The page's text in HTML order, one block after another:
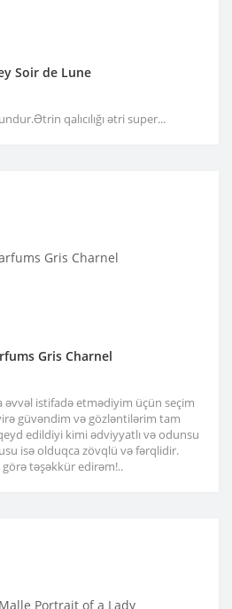
Soir de Lune
qalıcılığı ətri super...
Gris Charnel
istifadə etmədiyim üçün seçim
güvəndim və gözləntilərim tam
edildiyi kimi ədviyyatlı və odunsu
isə olduqca zövqlü və fərqlidir.
təşəkkür edirəm!..